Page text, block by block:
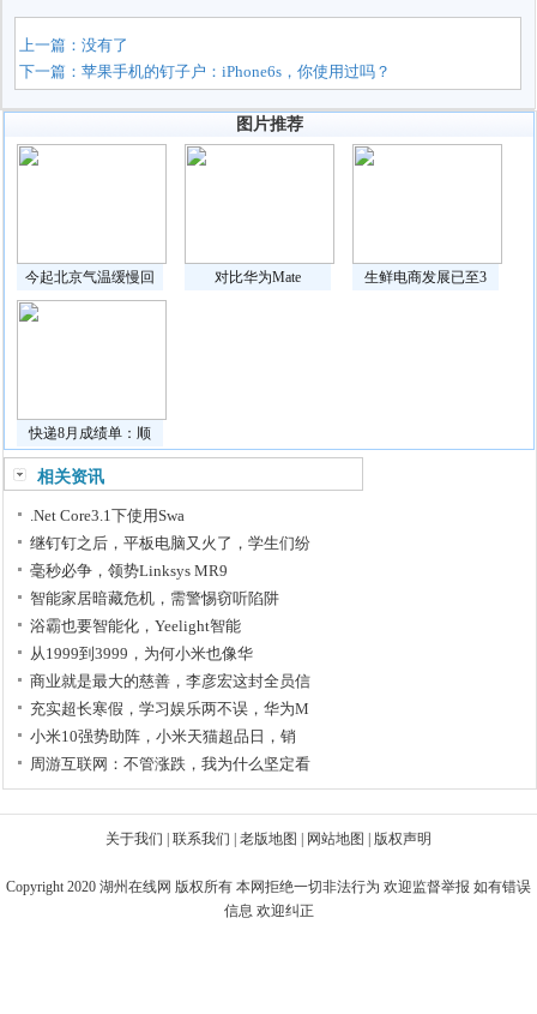
上一篇：没有了
下一篇：苹果手机的钉子户：iPhone6s，你使用过吗？
图片推荐
今起北京气温缓慢回 对比华为Mate 生鲜电商发展已至3
快递8月成绩单：顺
相关资讯
.Net Core3.1下使用Swa
继钉钉之后，平板电脑又火了，学生们纷
毫秒必争，领势Linksys MR9
智能家居暗藏危机，需警惕窃听陷阱
浴霸也要智能化，Yeelight智能
从1999到3999，为何小米也像华
商业就是最大的慈善，李彦宏这封全员信
充实超长寒假，学习娱乐两不误，华为M
小米10强势助阵，小米天猫超品日，销
周游互联网：不管涨跌，我为什么坚定看
关于我们 联系我们 老版地图 网站地图 版权声明
Copyright 2020 湖州在线网 版权所有 本网拒绝一切非法行为 欢迎监督举报 如有错误
信息 欢迎纠正